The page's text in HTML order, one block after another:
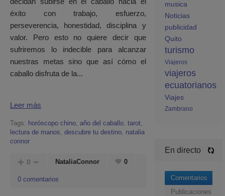
éxito con trabajo, esfuerzo,
perseverencia, honestidad, disciplina y
valor. Pero esto no quiere decir que
sufriremos lo indecible para alcanzar
nuestras metas sino que así cómo el
caballo disfruta de la...
Leer más
Tags: horóscopo chino, año del caballo, tarot,
lectura de manos, descubre tu destino, natalia
connor
0 NataliaConnor 0
0 comentarios
musica
Noticias
publicidad
Quito
turismo
Viajeros
viajeros
ecuatorianos
Viajes
Zambrano
En directo
Comentarios
Publicaciones